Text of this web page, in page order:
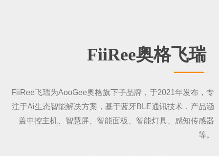
FiiRee飞瑞为AooGee奥格旗下子品牌，于2021年发布，专
注于Ai生态智能解决方案，基于蓝牙BLE通讯技术，产品涵
盖中控主机、智慧屏、智能面板、智能灯具、感知传感器
等。
FiiRee奥格飞瑞